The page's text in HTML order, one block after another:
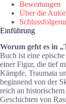
Bewertungen
Über die
Einführung
Worum geht es in
Buch ist eine
einer Figur, die tief
Kämpfe, Traumata
beginnend von der
reich an
Geschichten von